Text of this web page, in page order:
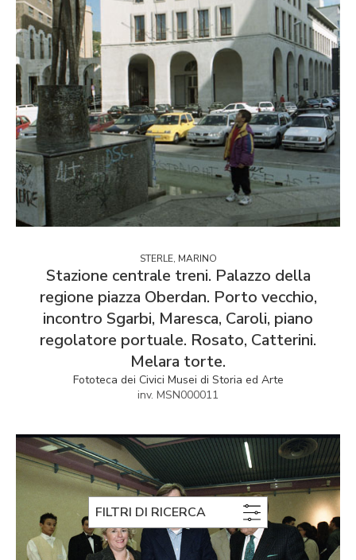
FILTRI DI RICERCA
STERLE, MARINO
Stazione centrale treni. Palazzo della
regione piazza Oberdan. Porto vecchio,
incontro Sgarbi, Maresca, Caroli, piano
regolatore portuale. Rosato, Catterini.
Melara torte.
Fototeca dei Civici Musei di Storia ed Arte
inv. MSN000011